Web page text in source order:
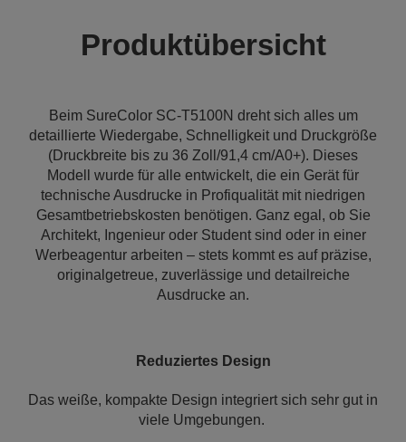
Produktübersicht
Beim SureColor SC-T5100N dreht sich alles um
detaillierte Wiedergabe, Schnelligkeit und Druckgröße
(Druckbreite bis zu 36 Zoll/91,4 cm/A0+). Dieses
Modell wurde für alle entwickelt, die ein Gerät für
technische Ausdrucke in Profiqualität mit niedrigen
Gesamtbetriebskosten benötigen. Ganz egal, ob Sie
Architekt, Ingenieur oder Student sind oder in einer
Werbeagentur arbeiten – stets kommt es auf präzise,
originalgetreue, zuverlässige und detailreiche
Ausdrucke an.
Reduziertes Design
Das weiße, kompakte Design integriert sich sehr gut in
viele Umgebungen.